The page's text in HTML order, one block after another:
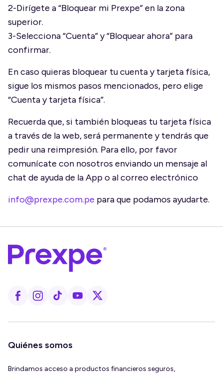
2-Dirígete a “Bloquear mi Prexpe” en la zona
superior.
3-Selecciona “Cuenta” y “Bloquear ahora” para
confirmar.
En caso quieras bloquear tu cuenta y tarjeta física,
sigue los mismos pasos mencionados, pero elige
“Cuenta y tarjeta física”.
Recuerda que, si también bloqueas tu tarjeta física
a través de la web, será permanente y tendrás que
pedir una reimpresión. Para ello, por favor
comunícate con nosotros enviando un mensaje al
chat de ayuda de la App o al correo electrónico
info@prexpe.com.pe para que podamos ayudarte.
Quiénes somos
Brindamos acceso a productos financieros seguros,